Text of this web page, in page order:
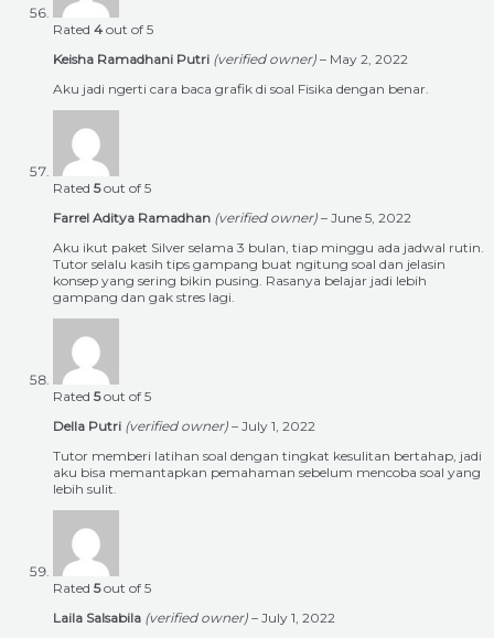
Rated 4 out of 5
Keisha Ramadhani Putri (verified owner) – May 2, 2022
Aku jadi ngerti cara baca grafik di soal Fisika dengan benar.
Rated 5out of 5
Farrel Aditya Ramadhan (verified owner) – June 5, 2022
Aku ikut paket Silver selama 3 bulan, tiap minggu ada jadwal rutin.
Tutor selalu kasih tips gampang buat ngitung soal dan jelasin
konsep yang sering bikin pusing. Rasanya belajar jadi lebih
gampang dan gak stres lagi.
Rated 5out of 5
Della Putri (verified owner) – July 1, 2022
Tutor memberi latihan soal dengan tingkat kesulitan bertahap, jadi
aku bisa memantapkan pemahaman sebelum mencoba soal yang
lebih sulit.
Rated 5out of 5
Laila Salsabila (verified owner) – July 1, 2022